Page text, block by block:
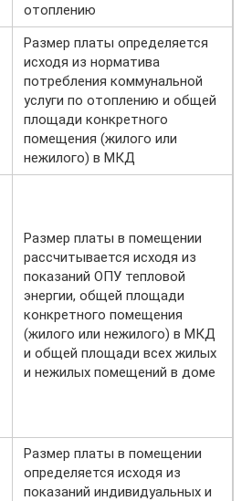
отоплению
Размер платы определяется
исходя из норматива
потребления коммунальной
услуги по отоплению и общей
площади конкретного
помещения (жилого или
нежилого) в МКД
Размер платы в помещении
рассчитывается исходя из
показаний ОПУ тепловой
энергии, общей площади
конкретного помещения
(жилого или нежилого) в МКД
и общей площади всех жилых
и нежилых помещений в доме
Размер платы в помещении
определяется исходя из
показаний индивидуальных и